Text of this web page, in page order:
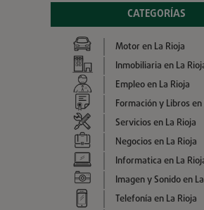
CATEGORÍAS
Motor en La Rioja
Inmobiliaria en La
Empleo en La Rioja
Formación y Libros
Servicios en La Rioja
Negocios en La Rioja
Informatica en La
Imagen y Sonido en
Telefonía en La Rioja